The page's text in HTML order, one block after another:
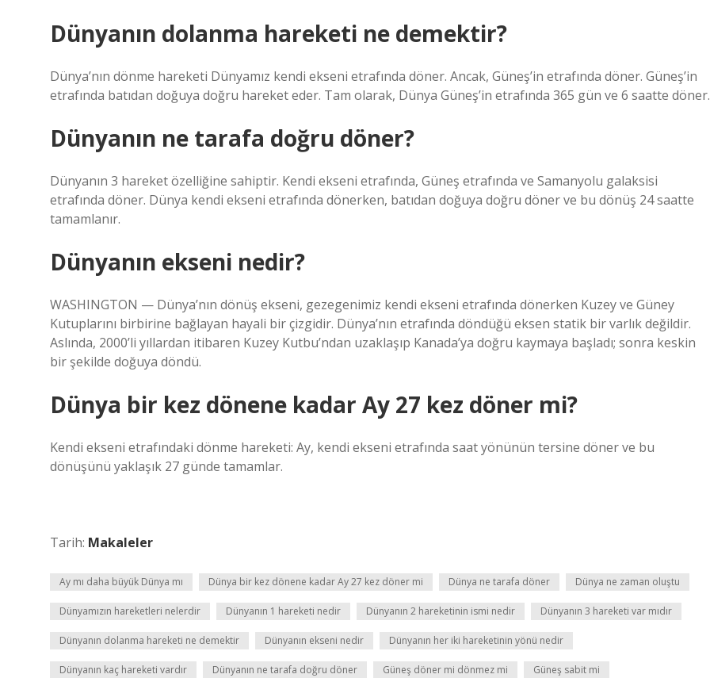
Dünyanın dolanma hareketi ne demektir?
Dünya’nın dönme hareketi Dünyamız kendi ekseni etrafında döner. Ancak, Güneş’in etrafında döner. Güneş’in
etrafında batıdan doğuya doğru hareket eder. Tam olarak, Dünya Güneş’in etrafında 365 gün ve 6 saatte döner.
Dünyanın ne tarafa doğru döner?
Dünyanın 3 hareket özelliğine sahiptir. Kendi ekseni etrafında, Güneş etrafında ve Samanyolu galaksisi
etrafında döner. Dünya kendi ekseni etrafında dönerken, batıdan doğuya doğru döner ve bu dönüş 24 saatte
tamamlanır.
Dünyanın ekseni nedir?
WASHINGTON — Dünya’nın dönüş ekseni, gezegenimiz kendi ekseni etrafında dönerken Kuzey ve Güney
Kutuplarını birbirine bağlayan hayali bir çizgidir. Dünya’nın etrafında döndüğü eksen statik bir varlık değildir.
Aslında, 2000’li yıllardan itibaren Kuzey Kutbu’ndan uzaklaşıp Kanada’ya doğru kaymaya başladı; sonra keskin
bir şekilde doğuya döndü.
Dünya bir kez dönene kadar Ay 27 kez döner mi?
Kendi ekseni etrafındaki dönme hareketi: Ay, kendi ekseni etrafında saat yönünün tersine döner ve bu
dönüşünü yaklaşık 27 günde tamamlar.
Tarih: Makaleler
Ay mı daha büyük Dünya mı Dünya bir kez dönene kadar Ay 27 kez döner mi Dünya ne tarafa döner Dünya ne zaman oluştu
Dünyamızın hareketleri nelerdir Dünyanın 1 hareketi nedir Dünyanın 2 hareketinin ismi nedir Dünyanın 3 hareketi var mıdır
Dünyanın dolanma hareketi ne demektir Dünyanın ekseni nedir Dünyanın her iki hareketinin yönü nedir
Dünyanın kaç hareketi vardır Dünyanın ne tarafa doğru döner Güneş döner mi dönmez mi Güneş sabit mi